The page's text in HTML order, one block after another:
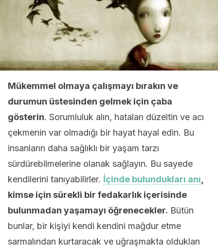
Mükemmel olmaya çalışmayı bırakın ve
durumun üstesinden gelmek için çaba
gösterin. Sorumluluk alın, hataları düzeltin ve acı
çekmenin var olmadığı bir hayat hayal edin. Bu
insanların daha sağlıklı bir yaşam tarzı
sürdürebilmelerine olanak sağlayın. Bu sayede
kendilerini tanıyabilirler. İçinde bulundukları anı
kimse için sürekli bir fedakarlık içerisinde
bulunmadan yaşamayı öğrenecekler. Bütün
bunlar, bir kişiyi kendi kendini mağdur etme
sarmalından kurtaracak ve uğraşmakta oldukları